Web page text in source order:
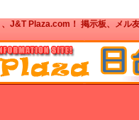
J&T Plaza.com！ 掲示板、メル